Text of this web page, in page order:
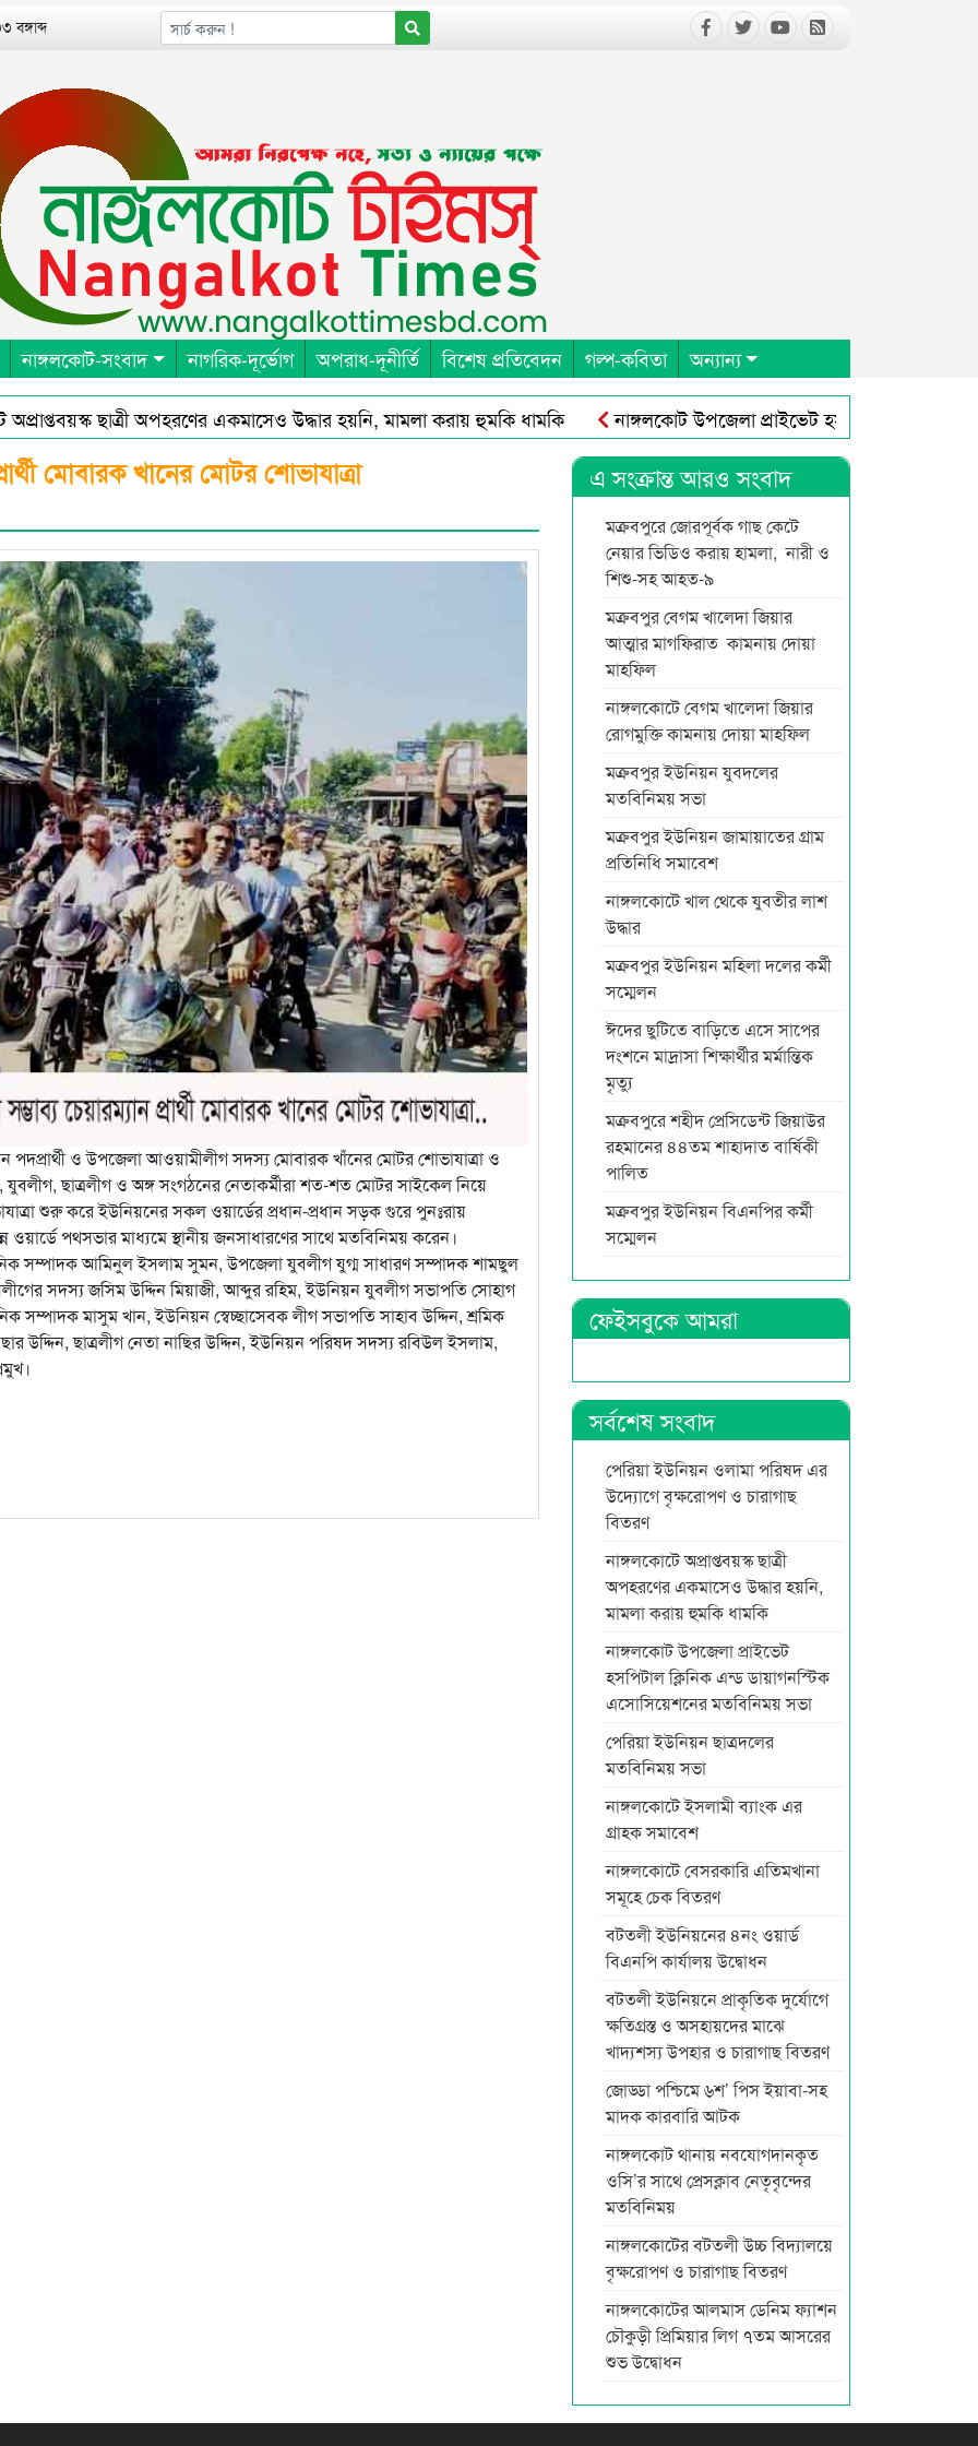
নাঙ্গলকোট-সংবাদ নাগরিক-দূর্ভোগ অপরাধ-দূনীর্তি বিশেষ প্রতিবেদন গল্প-কবিতা অন্যান্য
ছাত্রী অপহরণের একমাসেও উদ্ধার হয়নি, মামলা করায় হুমকি ধামকি
নাঙ্গলকোট উপজেলা প্রাইভেট হসপিটাল ক্লিনিক এন্ড
এন্ড রেসিলিয়েন্স ইন বাংলাদেশ (পার্টনার) এর আওতায় পার্টনার কংগ্রেস অনুষ্ঠিত
নাঙ্গলকোটে ঘূর্ণিঝড়ে গাছ পড়ে মাদ্রাসা
মোবারক খানের মোটর শোভাযাত্রা
পদপ্রার্থী ও উপজেলা আওয়ামীলীগ সদস্য মোবারক খাঁনের মোটর শোভাযাত্রা ও
ছাত্রলীগ ও অঙ্গ সংগঠনের নেতাকর্মীরা শত-শত মোটর সাইকেল নিয়ে
শুরু করে ইউনিয়নের সকল ওয়ার্ডের প্রধান-প্রধান সড়ক গুরে পুনঃরায়
পথসভার মাধ্যমে স্থানীয় জনসাধারণের সাথে মতবিনিময় করেন।
সম্পাদক আমিনুল ইসলাম সুমন, উপজেলা যুবলীগ যুগ্ম সাধারণ সম্পাদক শামছুল
সদস্য জসিম উদ্দিন মিয়াজী, আব্দুর রহিম, ইউনিয়ন যুবলীগ সভাপতি সোহাগ
সম্পাদক মাসুম খান, ইউনিয়ন স্বেচ্ছাসেবক লীগ সভাপতি সাহাব উদ্দিন, শ্রমিক
উদ্দিন, ছাত্রলীগ নেতা নাছির উদ্দিন, ইউনিয়ন পরিষদ সদস্য রবিউল ইসলাম,
এ সংক্রান্ত আরও সংবাদ
মক্রবপুরে জোরপূর্বক গাছ কেটে
নেয়ার ভিডিও করায় হামলা, নারী ও
শিশু-সহ আহত-৯
মক্রবপুর বেগম খালেদা জিয়ার
আত্মার মাগফিরাত কামনায় দোয়া
মাহফিল
নাঙ্গলকোটে বেগম খালেদা জিয়ার
রোগমুক্তি কামনায় দোয়া মাহফিল
মক্রবপুর ইউনিয়ন যুবদলের
মতবিনিময় সভা
মক্রবপুর ইউনিয়ন জামায়াতের গ্রাম
প্রতিনিধি সমাবেশ
নাঙ্গলকোটে খাল থেকে যুবতীর লাশ
উদ্ধার
মক্রবপুর ইউনিয়ন মহিলা দলের কর্মী
সম্মেলন
ঈদের ছুটিতে বাড়িতে এসে সাপের
দংশনে মাদ্রাসা শিক্ষার্থীর মর্মান্তিক
মৃত্যু
মক্রবপুরে শহীদ প্রেসিডেন্ট জিয়াউর
রহমানের ৪৪তম শাহাদাত বার্ষিকী
পালিত
মক্রবপুর ইউনিয়ন বিএনপির কর্মী
সম্মেলন
ফেইসবুকে আমরা
সর্বশেষ সংবাদ
পেরিয়া ইউনিয়ন ওলামা পরিষদ এর
উদ্যোগে বৃক্ষরোপণ ও চারাগাছ
বিতরণ
নাঙ্গলকোটে অপ্রাপ্তবয়স্ক ছাত্রী
অপহরণের একমাসেও উদ্ধার হয়নি,
মামলা করায় হুমকি ধামকি
নাঙ্গলকোট উপজেলা প্রাইভেট
হসপিটাল ক্লিনিক এন্ড ডায়াগনস্টিক
এসোসিয়েশনের মতবিনিময় সভা
পেরিয়া ইউনিয়ন ছাত্রদলের
মতবিনিময় সভা
নাঙ্গলকোটে ইসলামী ব্যাংক এর
গ্রাহক সমাবেশ
নাঙ্গলকোটে বেসরকারি এতিমখানা
সমূহে চেক বিতরণ
বটতলী ইউনিয়নের ৪নং ওয়ার্ড
বিএনপি কার্যালয় উদ্বোধন
বটতলী ইউনিয়নে প্রাকৃতিক দুর্যোগে
ক্ষতিগ্রস্ত ও অসহায়দের মাঝে
খাদ্যশস্য উপহার ও চারাগাছ বিতরণ
জোড্ডা পশ্চিমে ৬শ’ পিস ইয়াবা-সহ
মাদক কারবারি আটক
নাঙ্গলকোট থানায় নবযোগদানকৃত
ওসি’র সাথে প্রেসক্লাব নেতৃবৃন্দের
মতবিনিময়
নাঙ্গলকোটের বটতলী উচ্চ বিদ্যালয়ে
বৃক্ষরোপণ ও চারাগাছ বিতরণ
নাঙ্গলকোটের আলমাস ডেনিম ফ্যাশন
চৌকুড়ী প্রিমিয়ার লিগ ৭তম আসরের
শুভ উদ্বোধন